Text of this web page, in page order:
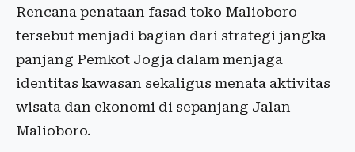
Rencana penataan fasad toko Malioboro
tersebut menjadi bagian dari strategi jangka
panjang Pemkot Jogja dalam menjaga
identitas kawasan sekaligus menata aktivitas
wisata dan ekonomi di sepanjang Jalan
Malioboro.